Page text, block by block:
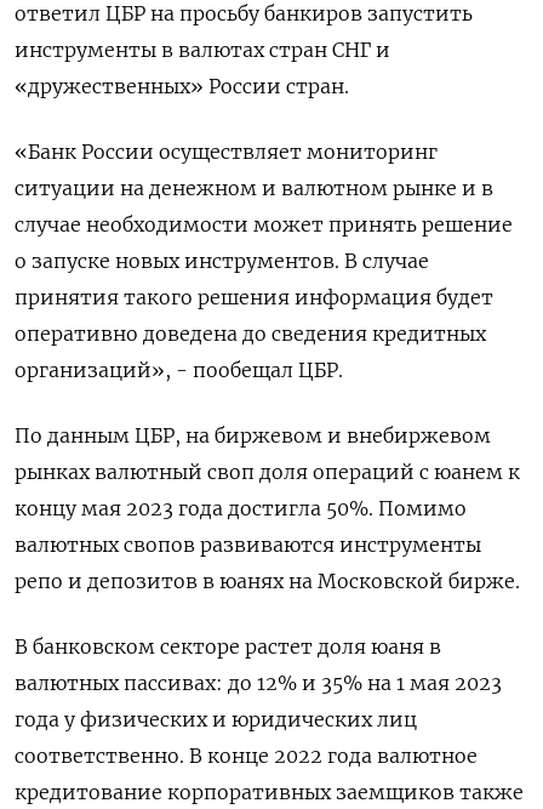
ответил ЦБР на просьбу банкиров запустить
инструменты в валютах стран СНГ и
«дружественных» России стран.
«Банк России осуществляет мониторинг
ситуации на денежном и валютном рынке и в
случае необходимости может принять решение
о запуске новых инструментов. В случае
принятия такого решения информация будет
оперативно доведена до сведения кредитных
организаций», - пообещал ЦБР.
По данным ЦБР, на биржевом и внебиржевом
рынках валютный своп доля операций с юанем к
концу мая 2023 года достигла 50%. Помимо
валютных свопов развиваются инструменты
репо и депозитов в юанях на Московской бирже.
В банковском секторе растет доля юаня в
валютных пассивах: до 12% и 35% на 1 мая 2023
года у физических и юридических лиц
соответственно. В конце 2022 года валютное
кредитование корпоративных заемщиков также